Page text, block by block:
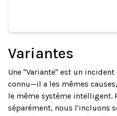
Variantes
Une "Variante" est un
connu—il a les mêmes
le même système intelligent.
séparément, nous l'incluons